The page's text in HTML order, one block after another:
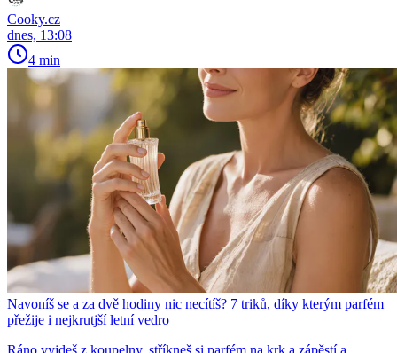
Cooky.cz
dnes, 13:08
4 min
Navoníš se a za dvě hodiny nic necítíš? 7 triků, díky kterým parfém
přežije i nejkrutjší letní vedro
Ráno vyjdeš z koupelny, stříkneš si parfém na krk a zápěstí a